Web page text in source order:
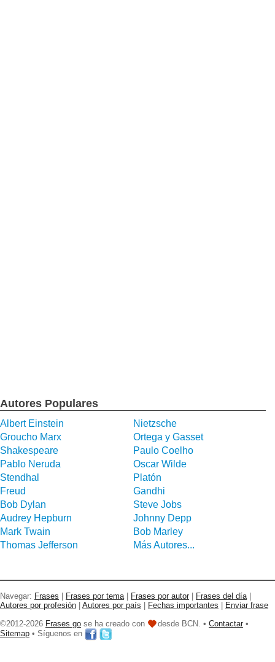
Autores Populares
Albert Einstein
Nietzsche
Groucho Marx
Ortega y Gasset
Shakespeare
Paulo Coelho
Pablo Neruda
Oscar Wilde
Stendhal
Platón
Freud
Gandhi
Bob Dylan
Steve Jobs
Audrey Hepburn
Johnny Depp
Mark Twain
Bob Marley
Thomas Jefferson
Más Autores...
Navegar: Frases Frases por tema| Frases por autor Frases del día|
Autores por profesión
Autores por país Fechas importantes
Enviar frase
©2012-2026 Frases go se ha creado con desde BCN. • Contactar •
Sitemap • Síguenos en